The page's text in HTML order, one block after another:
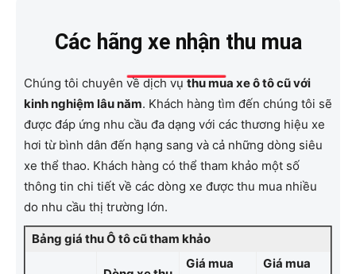
Các hãng xe nhận thu mua
Chúng tôi chuyên về dịch vụthu mua xe ô tô cũ với
kinh nghiệm lâu năm. Khách hàng tìm đến chúng tôi sẽ
được đáp ứng nhu cầu đa dạng với các thương hiệu xe
hơi từ bình dân đến hạng sang và cả những dòng siêu
xe thể thao. Khách hàng có thể tham khảo một số
thông tin chi tiết về các dòng xe được thu mua nhiều
do nhu cầu thị trường lớn.
Bảng giá thu Ô tô cũ tham khảo
Giá mua Giá mua